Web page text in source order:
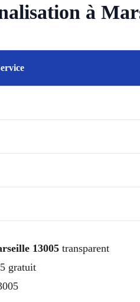
à
13005 transparent
gratuit